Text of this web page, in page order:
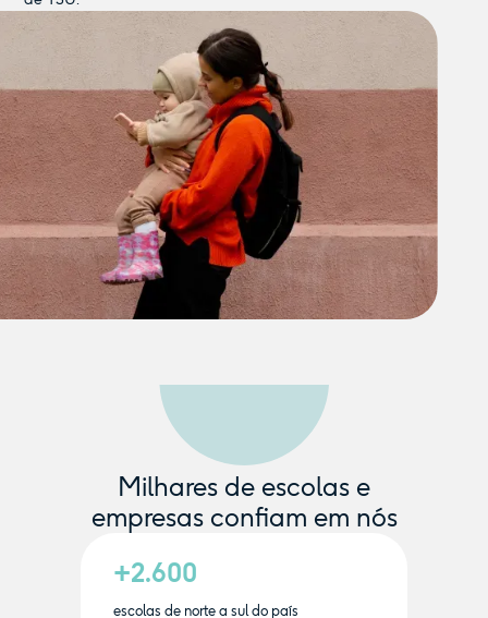
Milhares de escolas e
empresas confiam em nós
+2.600
escolas de norte a sul do país